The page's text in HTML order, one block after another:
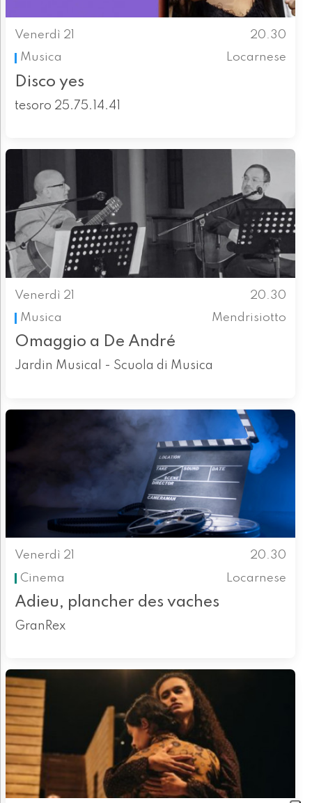
Venerdì 21
20.30
Musica
Locarnese
Disco yes
tesoro 25.75.14.41
Venerdì 21
20.30
Musica
Mendrisiotto
Omaggio a De André
Jardin Musical - Scuola di Musica
Venerdì 21
20.30
Cinema
Locarnese
Adieu, plancher des vaches
GranRex